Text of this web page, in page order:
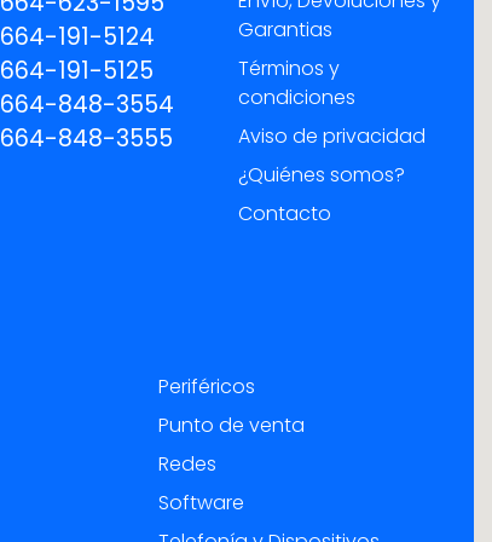
664-191-5124
664-191-5125
664-848-3554
664-848-3555
Garantias
Términos y
condiciones
Aviso de privacidad
¿Quiénes somos?
Contacto
Periféricos
Punto de venta
Redes
Software